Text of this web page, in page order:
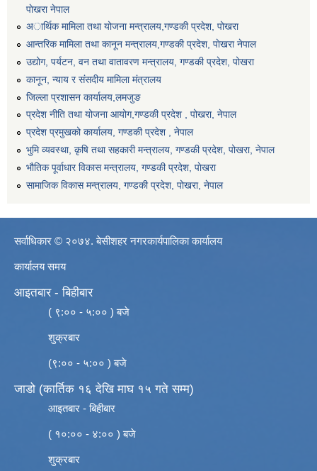
पाेखरा नेपाल
अार्थिक मामिला तथा योजना मन्त्रालय,गण्डकी प्रदेश, पोखरा
आन्तरिक मामिला तथा कानून मन्त्रालय,गण्डकी प्रदेश, पाेखरा नेपाल
उद्योग, पर्यटन, वन तथा वातावरण मन्त्रालय, गण्डकी प्रदेश, पोखरा
कानून, न्याय र संसदीय मामिला मंत्रालय
जिल्ला प्रशासन कार्यालय,लमजुङ
प्रदेश नीति तथा योजना आयोग,गण्डकी प्रदेश , पोखरा, नेपाल
प्रदेश प्रमुखको कार्यालय, गण्डकी प्रदेश , नेपाल
भुमि व्यवस्था, कृषि तथा सहकारी मन्त्रालय, गण्डकी प्रदेश, पोखरा, नेपाल
भौतिक पूर्वाधार विकास मन्त्रालय, गण्डकी प्रदेश, पाेखरा
सामाजिक विकास मन्त्रालय, गण्डकी प्रदेश, पोखरा, नेपाल
सर्वाधिकार © २०७४. बेसीशहर नगरकार्यपालिका कार्यालय
कार्यालय समय
आइतबार - बिहीबार
( ९:०० - ५:०० ) बजे
शुक्रबार
(९:०० - ५:०० ) बजे
जाडो (कार्तिक १६ देखि माघ १५ गते सम्म)
आइतबार - बिहीबार
( १०:०० - ४:०० ) बजे
शुक्रबार